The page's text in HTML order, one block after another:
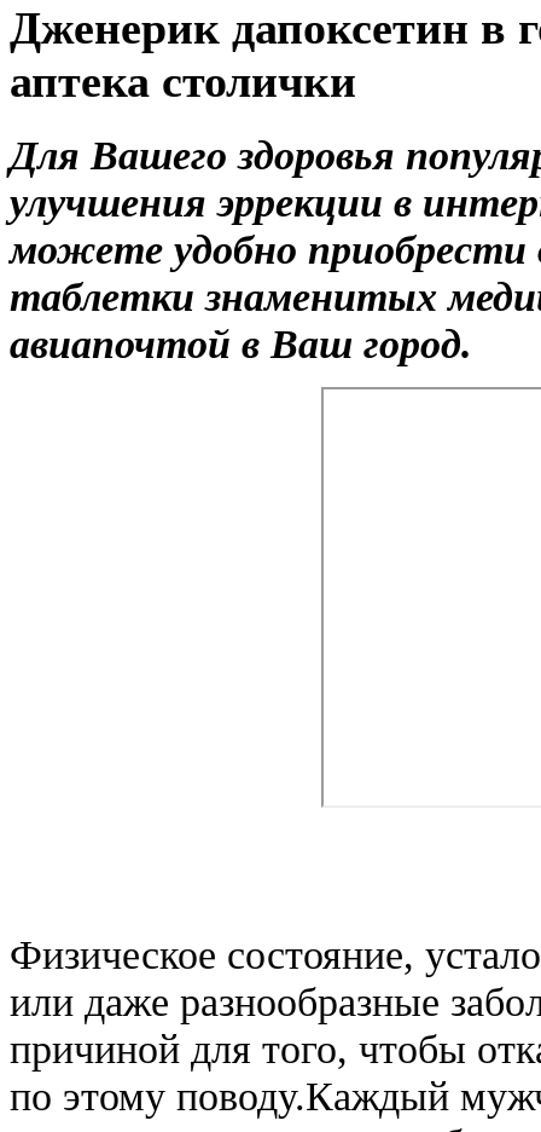
Дженерик дапоксетин в
аптека столички
Для Вашего здоровья
улучшения эррекции в
можете удобно приобрести
таблетки знаменитых
авиапочтой в Ваш город.
Физическое состояние,
или даже разнообразные
причиной для того, чтобы
по этому поводу.Каждый